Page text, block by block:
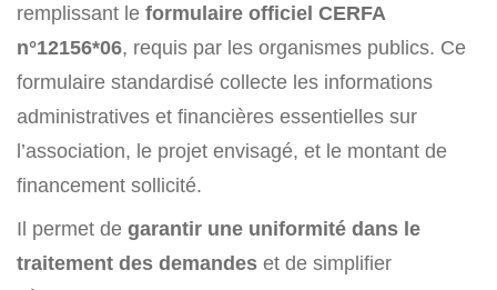
remplissant le formulaire officiel CERFA
n°12156*06, requis par les organismes publics. Ce
formulaire standardisé collecte les informations
administratives et financières essentielles sur
l’association, le projet envisagé, et le montant de
financement sollicité.
Il permet de garantir une uniformité dans le
traitement des demandes et de simplifier